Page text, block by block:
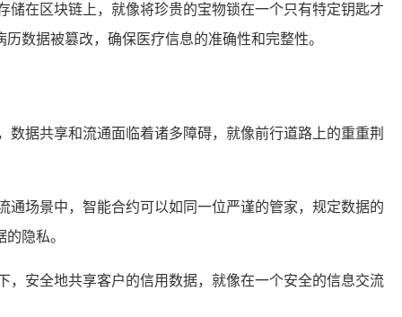
在区块链上，就像将珍贵的宝物锁在一个只有特定钥匙才
数据被篡改，确保医疗信息的准确性和完整性。
据共享和流通面临着诸多障碍，就像前行道路上的重重荆
场景中，智能合约可以如同一位严谨的管家，规定数据的
隐私。
安全地共享客户的信用数据，就像在一个安全的信息交流